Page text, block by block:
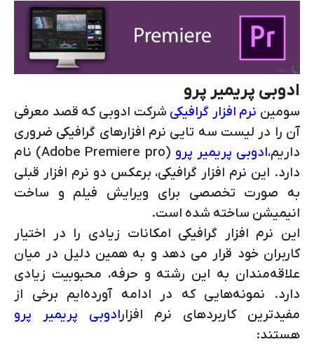
ادوبی پریمیر پرو
سومین نرم افزار گرافیکی شرکت ادوبی که قصد معرفی
آن را در لیست سه تایی نرم افزارهای گرافیکی ضروری
داریم،ادوبی پریمیر پرو (
Adobe Premiere pro) نام
دارد. این نرم افزار گرافیکی، برعکس دو نرم افزار قبلی
به صورت تخصصی برای ویرایش فیلم و ساخت
انیمیشن ساخته شده است.
این نرم افزار گرافیکی امکانات زیادی را در اختیار
کاربران خود قرار می دهد و به همین دلیل در میان
علاقه‌مندان به این رشته و حرفه، محبوبیت زیادی
دارد. نمونه‌هایی که در ادامه آورده‌ایم برخی از
مفیدترین کاربردهای نرم افزارادوبی پریمیر پرو
هستند: